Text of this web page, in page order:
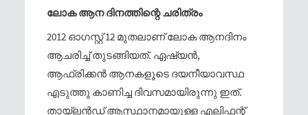
ലോക ആന ദിനത്തിന്റെ ചരിത്രം
2012 ഓഗസ്റ്റ് 12 മുതലാണ് ലോക ആനദിനം
ആചരിച്ച്‌ തുടങ്ങിയത്. ഏഷ്യന്‍,
ആഫ്രിക്കന്‍ ആനകളുടെ ദയനീയാവസ്ഥ
എടുത്തു കാണിച്ച ദിവസമായിരുന്നു ഇത്.
തായ്ലന്‍ഡ് ആസ്ഥാനമായുള്ള എലിഫന്റ്